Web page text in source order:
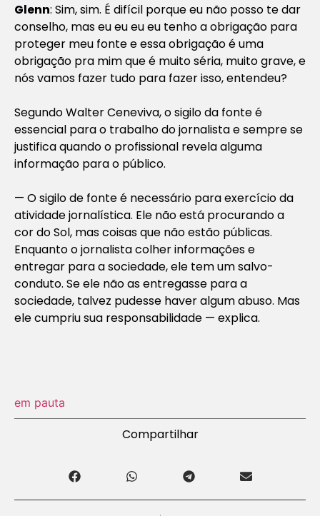
Glenn: Sim, sim. É difícil porque eu não posso te dar
conselho, mas eu eu eu eu tenho a obrigação para
proteger meu fonte e essa obrigação é uma
obrigação pra mim que é muito séria, muito grave, e
nós vamos fazer tudo para fazer isso, entendeu?
Segundo Walter Ceneviva, o sigilo da fonte é
essencial para o trabalho do jornalista e sempre se
justifica quando o profissional revela alguma
informação para o público.
— O sigilo de fonte é necessário para exercício da
atividade jornalística. Ele não está procurando a
cor do Sol, mas coisas que não estão públicas.
Enquanto o jornalista colher informações e
entregar para a sociedade, ele tem um salvo-
conduto. Se ele não as entregasse para a
sociedade, talvez pudesse haver algum abuso. Mas
ele cumpriu sua responsabilidade — explica.
em pauta
Compartilhar